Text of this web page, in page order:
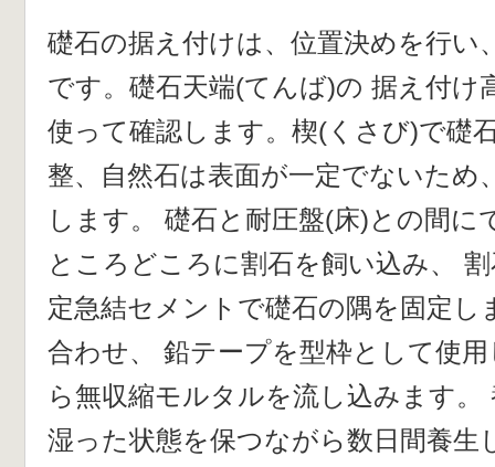
礎石の据え付けは、位置決めを行い
です。礎石天端(てんば)の 据え付け
使って確認します。楔(くさび)で礎
整、自然石は表面が一定でないため
します。 礎石と耐圧盤(床)との間に
ところどころに割石を飼い込み、
定急結セメントで礎石の隅を固定し
合わせ、 鉛テープを型枠として使
ら無収縮モルタルを流し込みます
湿った状態を保つながら数日間養生